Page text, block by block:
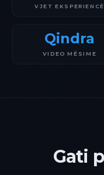
VJET EKSPERIENCË
Qindra
VIDEO MËSIME
Gati